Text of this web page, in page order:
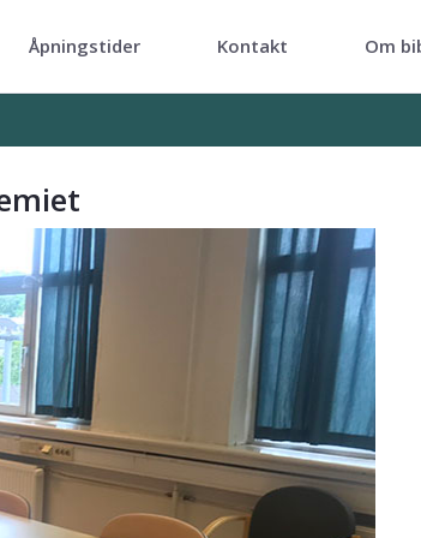
Åpningstider Kontakt Om